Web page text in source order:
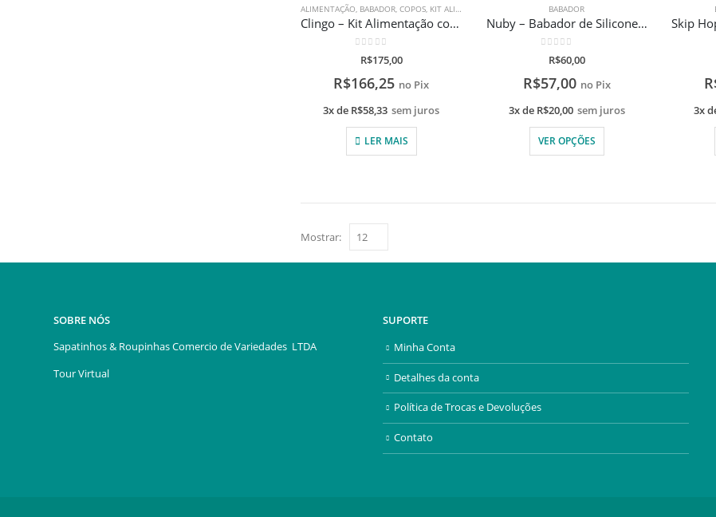
ALIMENTAÇÃO BABADOR COPOS KIT ALIMENTAÇÃO PRATOS E BOWLS
Clingo – Kit Alimentação com gravação a laser
de 5
R$175,00
R$166,25 no Pix
3x de R$58,33 sem juros
LER MAIS
BABADOR
Nuby – Babador de Silicone com Porta Migalhas e Fecho Ajustável
de 5
R$60,00
R$57,00 no Pix
3x de R$20,00 sem juros
VER OPÇÕES
3x
Mostrar:
SOBRE NÓS
Sapatinhos & Roupinhas Comercio de Variedades LTDA
Tour Virtual
SUPORTE
Minha Conta
Detalhes da conta
Política de Trocas e Devoluções
Contato